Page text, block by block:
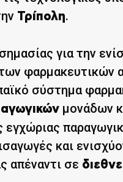
Τρίπολη.
για την
φαρμακευτικών
σύστημα
μονάδων
και
απέναντι σε